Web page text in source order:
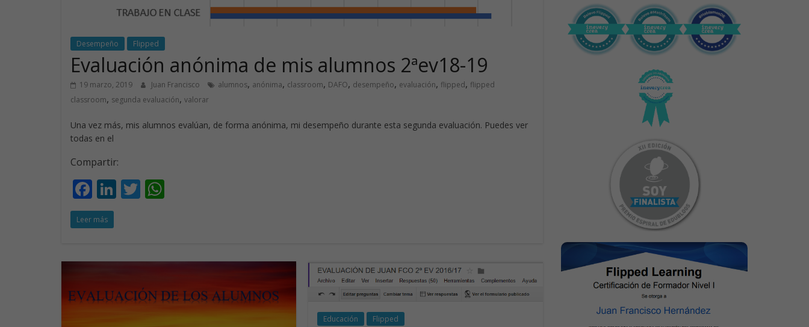
Desempeño Flipped
Evaluación anónima de mis alumnos 2ªev18-19
19 marzo, 2019 Juan Francisco alumnos, anónima, classroom, DAFO, desempeño, evaluación, flipped, flipped
classroom, segunda evaluación, valorar
Una vez más, mis alumnos evalúan, de forma anónima, mi desempeño durante esta segunda evaluación. Puedes ver
todas en el
Compartir:
F
ac
e
o
o
k
Li
dI
n
T
A
p
p
Leer más
Educación Flipped